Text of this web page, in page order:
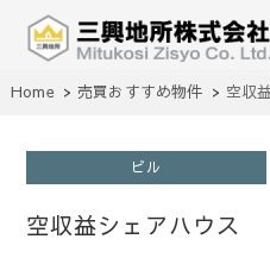
三興地所株式
不動産の売買、賃貸、仲介、管理
Home 売買おすすめ物件 空収
ビル
空収益シェアハウス